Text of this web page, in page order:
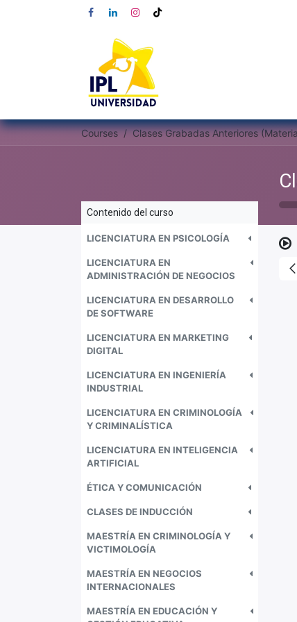
Courses
Contenido del curso
LICENCIATURA EN PSICOLOGÍA
LICENCIATURA EN
ADMINISTRACIÓN DE NEGOCIOS
LICENCIATURA EN DESARROLLO
DE SOFTWARE
LICENCIATURA EN MARKETING
DIGITAL
LICENCIATURA EN INGENIERÍA
INDUSTRIAL
LICENCIATURA EN CRIMINOLOGÍA
Y CRIMINALÍSTICA
LICENCIATURA EN INTELIGENCIA
ARTIFICIAL
ÉTICA Y COMUNICACIÓN
CLASES DE INDUCCIÓN
MAESTRÍA EN CRIMINOLOGÍA Y
VICTIMOLOGÍA
MAESTRÍA EN NEGOCIOS
INTERNACIONALES
MAESTRÍA EN EDUCACIÓN Y